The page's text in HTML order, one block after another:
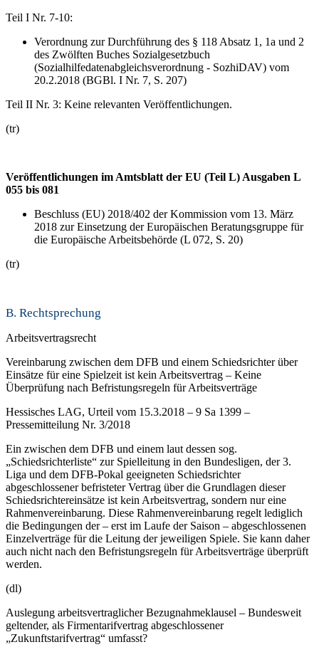
Teil I Nr. 7-10:
Verordnung zur Durchführung des § 118 Absatz 1, 1a und 2
des Zwölften Buches Sozialgesetzbuch
(Sozialhilfedatenabgleichsverordnung - SozhiDAV) vom
20.2.2018 (BGBl. I Nr. 7, S. 207)
Teil II Nr. 3: Keine relevanten Veröffentlichungen.
(tr)
Veröffentlichungen im Amtsblatt der EU (Teil L) Ausgaben L
055 bis 081
Beschluss (EU) 2018/402 der Kommission vom 13. März
2018 zur Einsetzung der Europäischen Beratungsgruppe für
die Europäische Arbeitsbehörde (L 072, S. 20)
(tr)
B. Rechtsprechung
Arbeitsvertragsrecht
Vereinbarung zwischen dem DFB und einem Schiedsrichter über
Einsätze für eine Spielzeit ist kein Arbeitsvertrag – Keine
Überprüfung nach Befristungsregeln für Arbeitsverträge
Hessisches LAG, Urteil vom 15.3.2018 – 9 Sa 1399 –
Pressemitteilung Nr. 3/2018
Ein zwischen dem DFB und einem laut dessen sog.
„Schiedsrichterliste“ zur Spielleitung in den Bundesligen, der 3.
Liga und dem DFB-Pokal geeigneten Schiedsrichter
abgeschlossener befristeter Vertrag über die Grundlagen dieser
Schiedsrichtereinsätze ist kein Arbeitsvertrag, sondern nur eine
Rahmenvereinbarung. Diese Rahmenvereinbarung regelt lediglich
die Bedingungen der – erst im Laufe der Saison – abgeschlossenen
Einzelverträge für die Leitung der jeweiligen Spiele. Sie kann daher
auch nicht nach den Befristungsregeln für Arbeitsverträge überprüft
werden.
(dl)
Auslegung arbeitsvertraglicher Bezugnahmeklausel – Bundesweit
geltender, als Firmentarifvertrag abgeschlossener
„Zukunftstarifvertrag“ umfasst?